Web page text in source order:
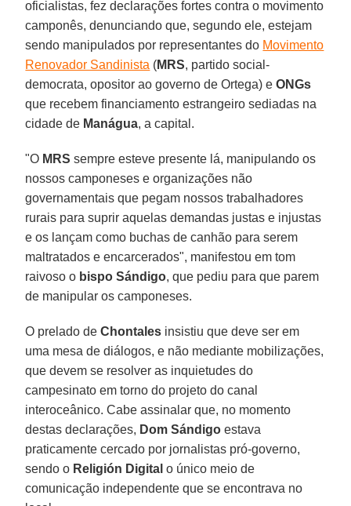
oficialistas, fez declarações fortes contra o movimento
camponês, denunciando que, segundo ele, estejam
sendo manipulados por representantes do Movimento
Renovador Sandinista (MRS, partido social-
democrata, opositor ao governo de Ortega) eONGs
que recebem financiamento estrangeiro sediadas na
cidade de Manágua, a capital.
"O MRS sempre esteve presente lá, manipulando os
nossos camponeses e organizações não
governamentais que pegam nossos trabalhadores
rurais para suprir aquelas demandas justas e injustas
e os lançam como buchas de canhão para serem
maltratados e encarcerados", manifestou em tom
raivoso o bispo Sándigo, que pediu para que parem
de manipular os camponeses.
O prelado deChontales insistiu que deve ser em
uma mesa de diálogos, e não mediante mobilizações,
que devem se resolver as inquietudes do
campesinato em torno do projeto do canal
interoceânico. Cabe assinalar que, no momento
destas declarações, Dom Sándigo estava
praticamente cercado por jornalistas pró-governo,
sendo o Religión Digital o único meio de
comunicação independente que se encontrava no